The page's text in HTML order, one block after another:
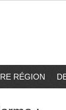
RÉGION